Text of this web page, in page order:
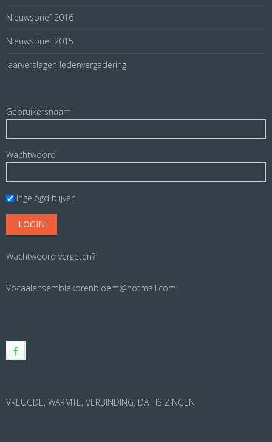
Nieuwsbrief 2016
Nieuwsbrief 2015
Jaarverslagen ledenvergadering
Gebruikersnaam
Wachtwoord
Ingelogd blijven
Wachtwoord vergeten?
Vocaalensemblekorenbloem@hotmail.com
VREUGDE, WARMTE, VERBINDING, DAT IS ZINGEN